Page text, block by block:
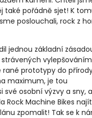
také pořádně sjet! K
poslouchali, rock z
jednou základní
rané prototypy do
maximum, je tou
osobní výzvy a sny,
Rock Machine Bikes
zpomalit! Tak se k